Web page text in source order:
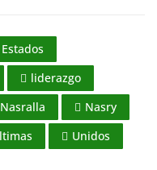
Estados
liderazgo
Nasralla
Nasry
Unidos